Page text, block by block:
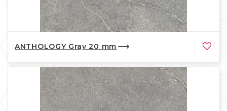
ANTHOLOGY Gray 20 mm